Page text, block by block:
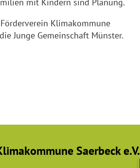
Klimakommune
Junge Gemeinschaft Münster.
Saerbeck e.V.